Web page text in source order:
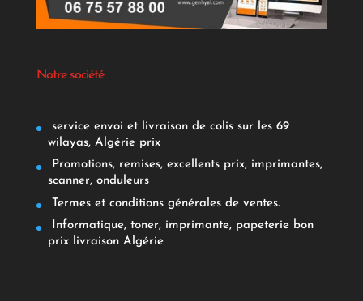
Notre société
service envoi et livraison de colis sur les 69
wilayas, Algérie prix
Promotions, remises, excellents prix, imprimantes,
scanner, onduleurs
Termes et conditions générales de ventes.
Informatique, toner, imprimante, papeterie bon
prix livraison Algérie